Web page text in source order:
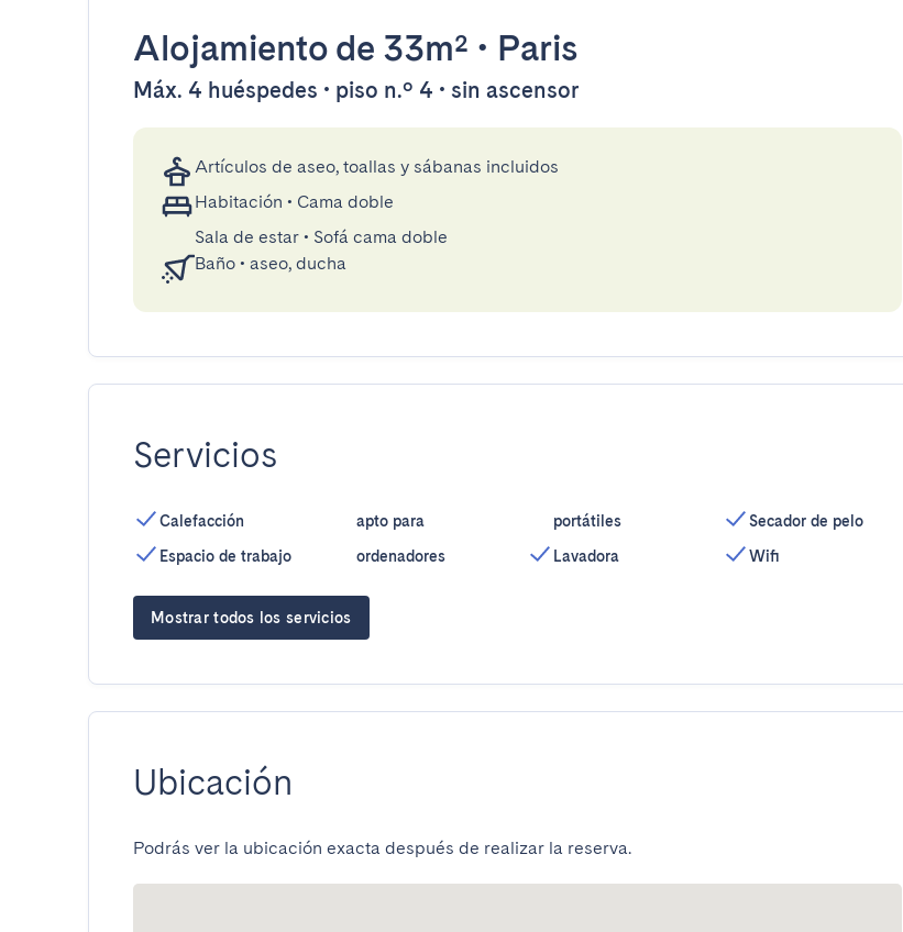
Alojamiento de 33m² • Paris
Máx. 4 huéspedes • piso n.º 4 • sin ascensor
Artículos de aseo, toallas y sábanas incluidos
Habitación • Cama doble
Sala de estar • Sofá cama doble
Baño • aseo, ducha
Servicios
Calefacción
Espacio de trabajo
apto para
ordenadores
portátiles
Lavadora
Secador de pelo
Wifi
Mostrar todos los servicios
Ubicación
Podrás ver la ubicación exacta después de realizar la reserva.